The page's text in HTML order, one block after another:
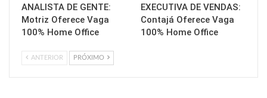
ANALISTA DE GENTE:
Motriz Oferece Vaga
100% Home Office
EXECUTIVA DE VENDAS:
Contajá Oferece Vaga
100% Home Office
ANTERIOR PRÓXIMO